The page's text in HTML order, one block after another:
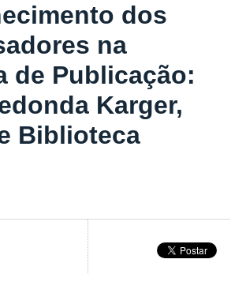
dos
na
de Publicação:
Karger,
Biblioteca